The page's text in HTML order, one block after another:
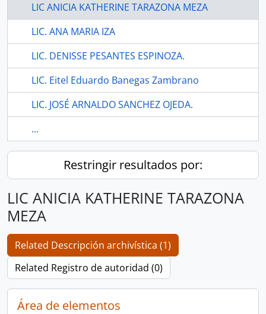
LIC ANICIA KATHERINE TARAZONA MEZA
LIC. ANA MARIA IZA
LIC. DENISSE PESANTES ESPINOZA.
LIC. Eitel Eduardo Banegas Zambrano
LIC. JOSÉ ARNALDO SANCHEZ OJEDA.
...
Restringir resultados por:
LIC ANICIA KATHERINE TARAZONA
MEZA
Related Descripción archivística (1)
Related Registro de autoridad (0)
Área de elementos